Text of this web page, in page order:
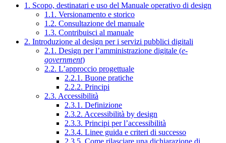
1. Scopo, destinatari e uso del Manuale operativo di design
1.1. Versionamento e storico
1.2. Consultazione del manuale
1.3. Contribuisci al manuale
2. Introduzione al design per i servizi pubblici digitali
2.1. Design per l’amministrazione digitale (e-
government)
2.2. L’approccio progettuale
2.2.1. Buone pratiche
2.2.2. Principi
2.3. Accessibilità
2.3.1. Definizione
2.3.2. Accessibilità by design
2.3.3. Principi per l’accessibilità
2.3.4. Linee guida e criteri di successo
2.3.5. Come rilasciare una dichiarazione di